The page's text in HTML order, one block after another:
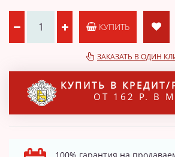
КУПИТЬ
ЗАКАЗАТЬ В ОДИН
КУПИТЬ В КРЕДИТ/
ОТ 162 Р. В